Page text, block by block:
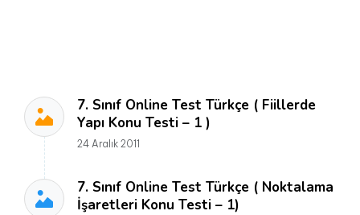
7. Sınıf Online Test Türkçe ( Fiillerde
Yapı Konu Testi – 1 )
24 Aralık 2011
7. Sınıf Online Test Türkçe ( Noktalama
İşaretleri Konu Testi – 1)